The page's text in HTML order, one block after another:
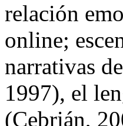
relación
online;
narrativas
1997), el
(Cebrián,